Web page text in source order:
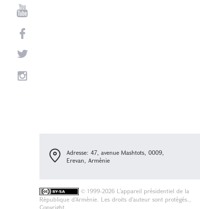
Adresse: 47, avenue Mashtots, 0009,
Erevan, Arménie
© 1999-2026 L'appareil présidentiel de la
République d'Arménie. Les droits d'auteur sont protégés.,
Copyright.